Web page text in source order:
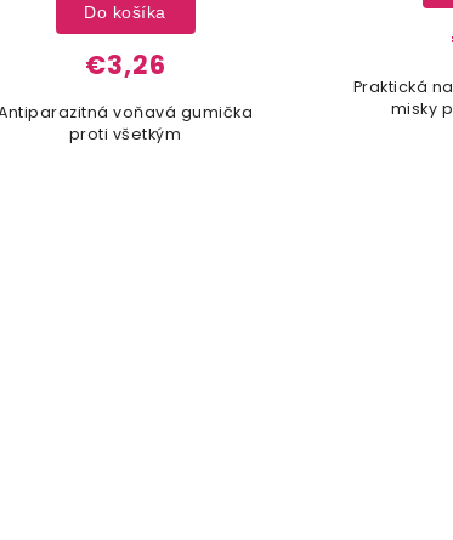
€3,26
Do košíka
voňavá gumička
proti všetkým
Praktická
misky